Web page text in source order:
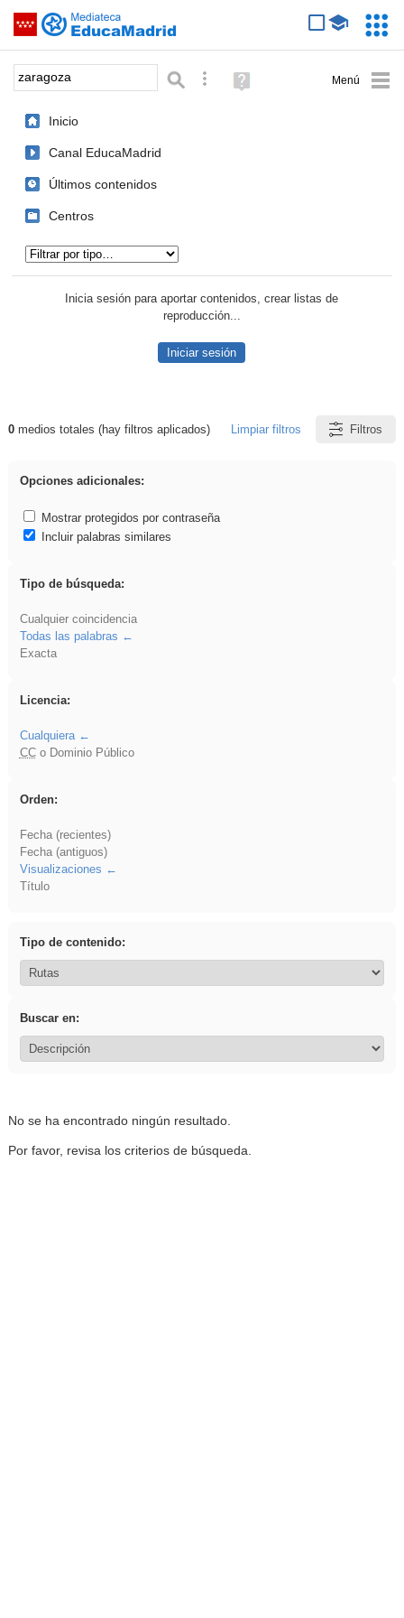
Saltar navegación
Palabra o frase: Búsqueda avanzada
Ayuda
(en
Inicio
Canal EducaMadrid
Últimos contenidos
Centros
Inicia sesión para aportar contenidos, crear listas de
reproducción...
Iniciar sesión
Resultados de: zaragoza
0medios totales (hay filtros aplicados) Limpiar filtros Filtros
Opciones adicionales:
Mostrar protegidos por contraseña
Incluir palabras similares
Tipo de búsqueda:
Cualquier coincidencia
Todas las palabras
Exacta
Licencia:
Cualquiera
CCo Dominio Público
Orden:
Fecha (recientes)
Fecha (antiguos)
Visualizaciones
Título
Tipo de contenido:
Buscar en:
No se ha encontrado ningún resultado.
Por favor, revisa los criterios de búsqueda.